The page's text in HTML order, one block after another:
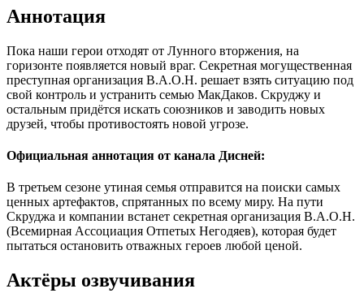
Аннотация
Пока наши герои отходят от Лунного вторжения, на
горизонте появляется новый враг. Секретная могущественная
преступная организация В.А.О.Н. решает взять ситуацию под
свой контроль и устранить семью МакДаков. Скруджу и
остальным придётся искать союзников и заводить новых
друзей, чтобы противостоять новой угрозе.
Официальная аннотация от канала Дисней:
В третьем сезоне утиная семья отправится на поиски самых
ценных артефактов, спрятанных по всему миру. На пути
Скруджа и компании встанет секретная организация В.А.О.Н.
(Всемирная Ассоциация Отпетых Негодяев), которая будет
пытаться остановить отважных героев любой ценой.
Актёры озвучивания